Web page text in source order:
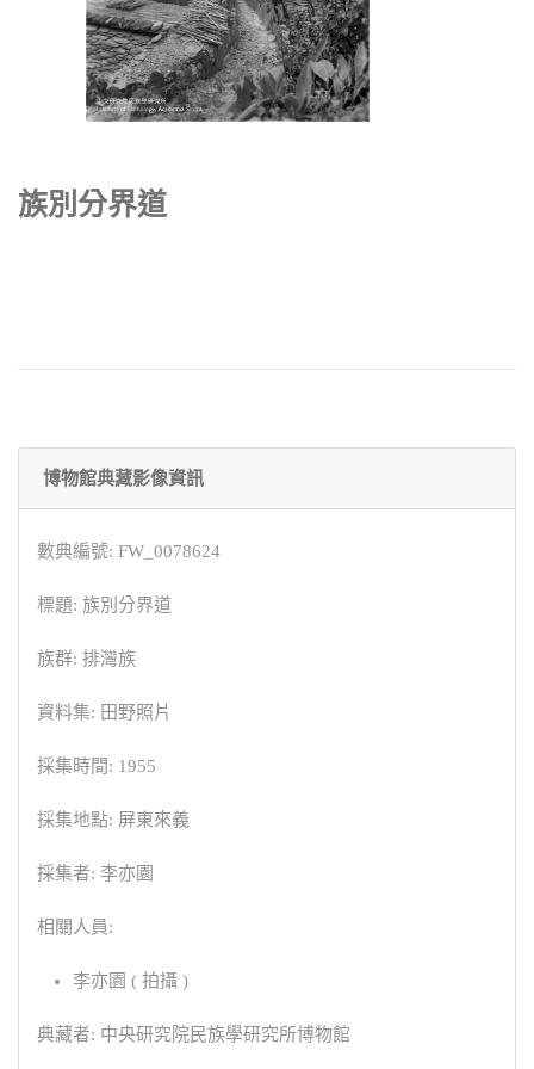
族別分界道
博物館典藏影像資訊
數典編號: FW_0078624
標題: 族別分界道
族群: 排灣族
資料集: 田野照片
採集時間: 1955
採集地點: 屏東來義
採集者: 李亦園
相關人員:
李亦園 ( 拍攝 )
典藏者: 中央研究院民族學研究所博物館